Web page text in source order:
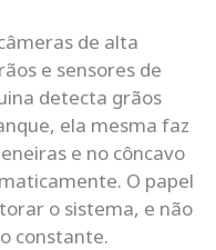
de alta
e sensores de
detecta grãos
ela mesma faz
e no côncavo
O papel
o sistema, e não
constante.